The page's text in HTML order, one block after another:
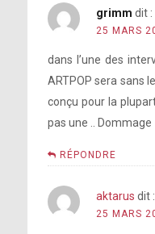
de la chanson
son père
Voir ici
grimm dit :
25 MARS
dans l’une des
ARTPOP sera sans
conçu pour la
pas une .. Dommage
RÉPONDRE
aktarus dit :
25 MARS